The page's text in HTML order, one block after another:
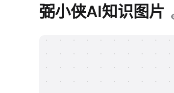
弼小侠AI知识图片